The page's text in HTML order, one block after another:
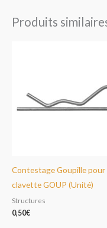
Produits
Contestage Goupille pour
clavette GOUP (Unité)
Structures
0,50€